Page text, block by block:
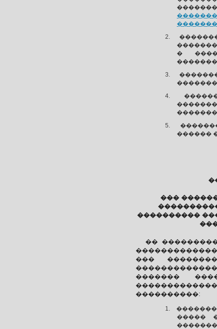
�
������
���
����������
��
�������������
���
�������
����������:
�����